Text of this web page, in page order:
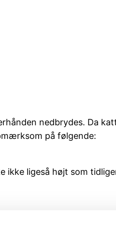
nedbrydes. Da
på følgende:
ikke ligeså højt som
på at noget er galt og